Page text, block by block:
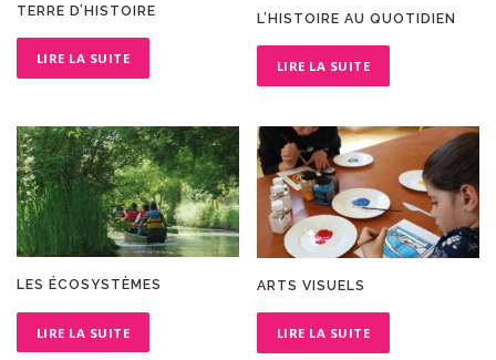
TERRE D’HISTOIRE
LIRE LA SUITE
L’HISTOIRE AU QUOTIDIEN
LIRE LA SUITE
LES ÉCOSYSTÈMES
LIRE LA SUITE
ARTS VISUELS
LIRE LA SUITE